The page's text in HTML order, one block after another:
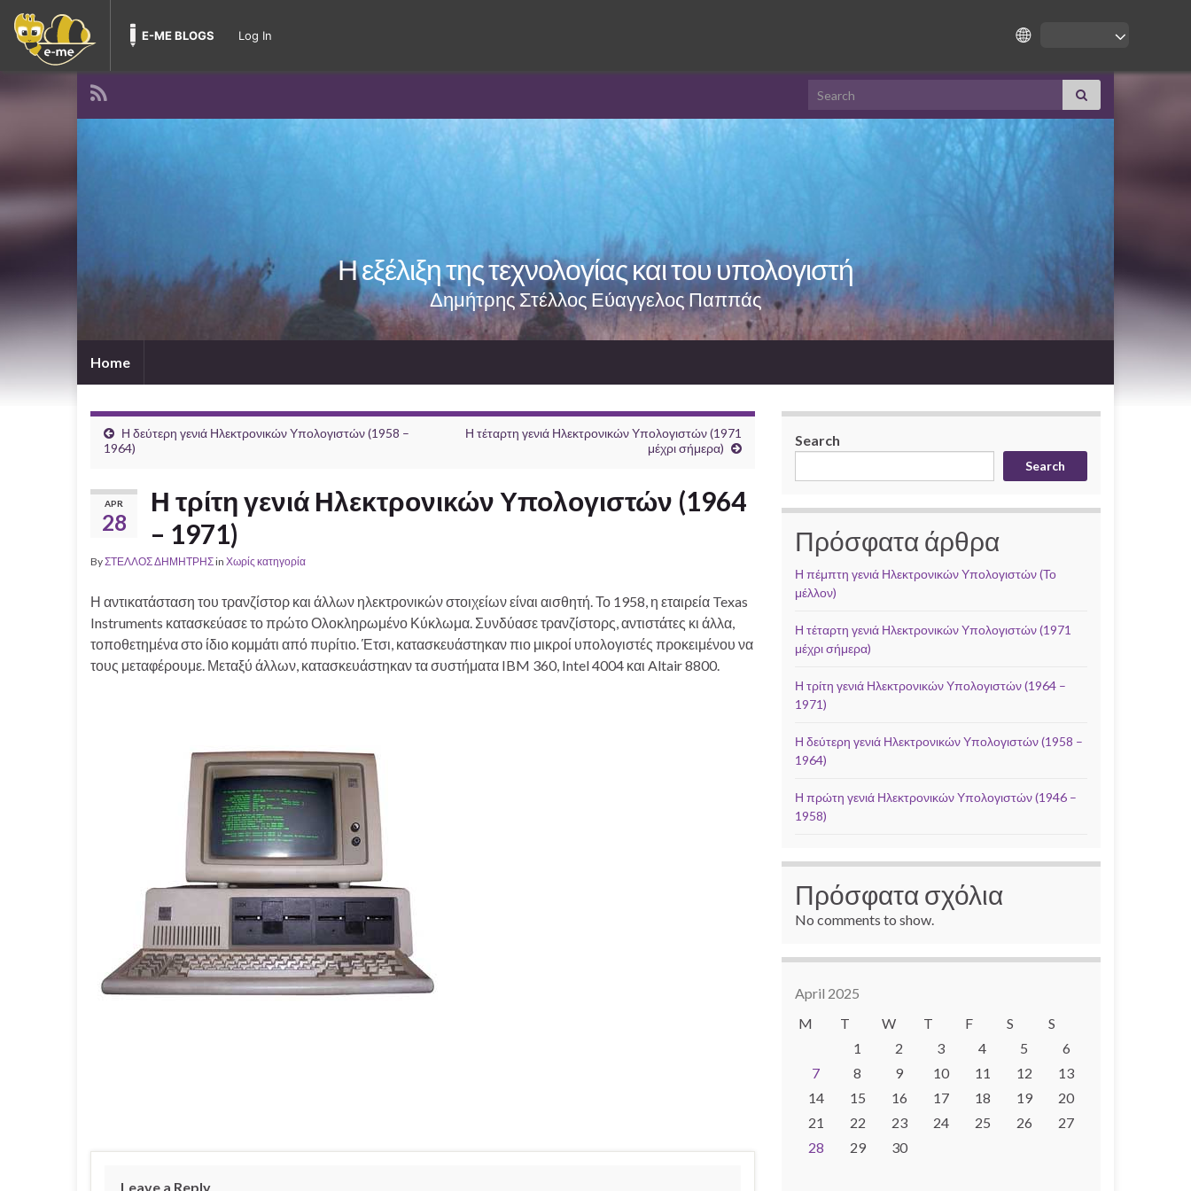
E-ME BLOGS Log In
Search for:
Η εξέλιξη της τεχνολογίας και του υπολογιστή
Δημήτρης Στέλλος Εύαγγελος Παππάς
Home
Η δεύτερη γενιά Ηλεκτρονικών Υπολογιστών (1958 –
1964)
Η τέταρτη γενιά Ηλεκτρονικών Υπολογιστών (1971
μέχρι σήμερα)
APR
28
Η τρίτη γενιά Ηλεκτρονικών Υπολογιστών (1964
– 1971)
ByΣΤΕΛΛΟΣ ΔΗΜΗΤΡΗΣin Χωρίς κατηγορία
Η αντικατάσταση του τρανζίστορ και άλλων ηλεκτρονικών στοιχείων είναι αισθητή. Το 1958, η εταιρεία Texas
Instruments κατασκεύασε το πρώτο Ολοκληρωμένο Κύκλωμα. Συνδύασε τρανζίστορς, αντιστάτες κι άλλα,
τοποθετημένα στο ίδιο κομμάτι από πυρίτιο. Έτσι, κατασκευάστηκαν πιο μικροί υπολογιστές προκειμένου να
τους μεταφέρουμε. Μεταξύ άλλων, κατασκευάστηκαν τα συστήματα IBM 360, Intel 4004 και Altair 8800.
Leave a Reply
Search
Search
Πρόσφατα άρθρα
Η πέμπτη γενιά Ηλεκτρονικών Υπολογιστών (Το
μέλλον)
Η τέταρτη γενιά Ηλεκτρονικών Υπολογιστών (1971
μέχρι σήμερα)
Η τρίτη γενιά Ηλεκτρονικών Υπολογιστών (1964 –
1971)
Η δεύτερη γενιά Ηλεκτρονικών Υπολογιστών (1958 –
1964)
Η πρώτη γενιά Ηλεκτρονικών Υπολογιστών (1946 –
1958)
Πρόσφατα σχόλια
No comments to show.
April 2025
M
T W T F S
S
1
2 3 4 5
6
7
8 9 10 11 12
13
14
15 16 17 18 19
20
21
22 23 24 25 26
27
28
29 30